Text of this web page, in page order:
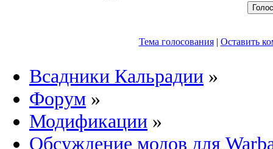
Тема голосования| Оставить
Всадники Кальрадии »
Форум »
Модификации »
Обсуждение модов для